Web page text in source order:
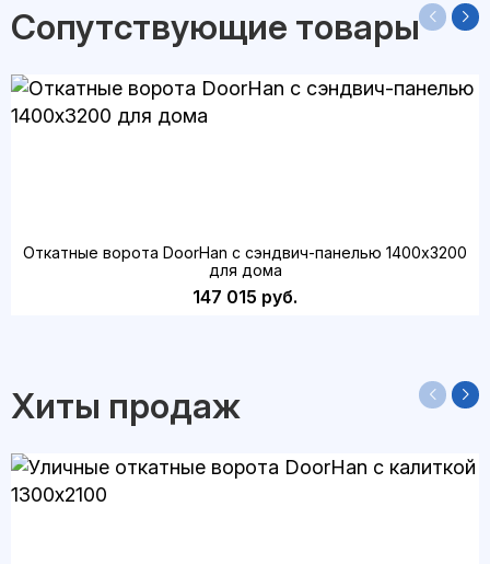
Сопутствующие товары
Откатные ворота DoorHan с сэндвич-панелью 1400x3200
для дома
147 015 руб.
Хиты продаж